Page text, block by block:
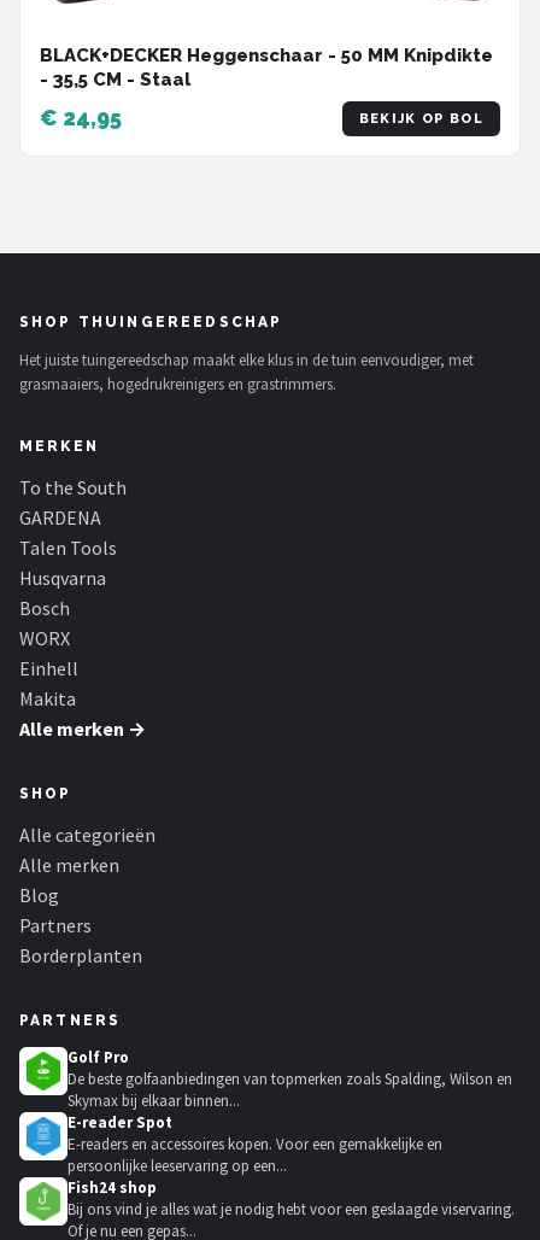
BLACK+DECKER Heggenschaar - 50 MM Knipdikte
- 35,5 CM - Staal
€ 24,95 BEKIJK OP BOL
SHOP THUINGEREEDSCHAP
Het juiste tuingereedschap maakt elke klus in de tuin eenvoudiger, met
grasmaaiers, hogedrukreinigers en grastrimmers.
MERKEN
To the South
GARDENA
Talen Tools
Husqvarna
Bosch
WORX
Einhell
Makita
Alle merken →
SHOP
Alle categorieën
Alle merken
Blog
Partners
Borderplanten
PARTNERS
Golf Pro
De beste golfaanbiedingen van topmerken zoals Spalding, Wilson en
Skymax bij elkaar binnen...
E-reader Spot
E-readers en accessoires kopen. Voor een gemakkelijke en
persoonlijke leeservaring op een...
Fish24 shop
Bij ons vind je alles wat je nodig hebt voor een geslaagde viservaring.
Of je nu een gepas...